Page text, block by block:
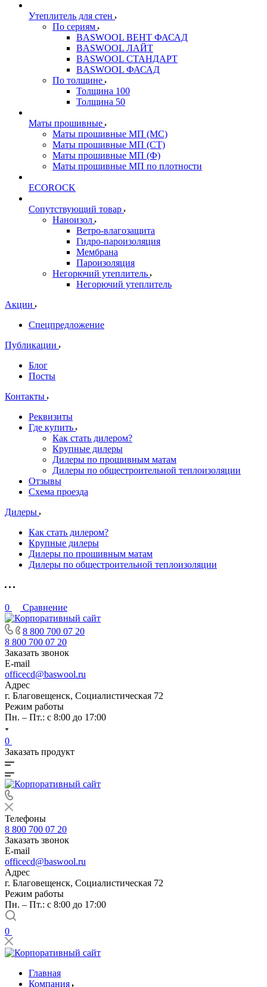
Утеплитель для стен
По сериям
BASWOOL ВЕНТ ФАСАД
BASWOOL ЛАЙТ
BASWOOL СТАНДАРТ
BASWOOL ФАСАД
По толщине
Толщина 100
Толщина 50
Маты прошивные
Маты прошивные МП (МС)
Маты прошивные МП (СТ)
Маты прошивные МП (Ф)
Маты прошивные МП по плотности
ECOROCK
Сопутствующий товар
Наноизол
Ветро-влагозащита
Гидро-пароизоляция
Мембрана
Пароизоляция
Негорючий утеплитель
Негорючий утеплитель
Акции
Спецпредложение
Публикации
Блог
Посты
Контакты
Реквизиты
Где купить
Как стать дилером?
Крупные дилеры
Дилеры по прошивным матам
Дилеры по общестроительной теплоизоляции
Отзывы
Схема проезда
Дилеры
Как стать дилером?
Крупные дилеры
Дилеры по прошивным матам
Дилеры по общестроительной теплоизоляции
0 Сравнение
8 800 700 07 20
8 800 700 07 20
Заказать звонок
E-mail
officecd@baswool.ru
Адрес
г. Благовещенск, Социалистическая 72
Режим работы
Пн. – Пт.: с 8:00 до 17:00
0
Заказать продукт
Телефоны
8 800 700 07 20
Заказать звонок
E-mail
officecd@baswool.ru
Адрес
г. Благовещенск, Социалистическая 72
Режим работы
Пн. – Пт.: с 8:00 до 17:00
0
Главная
Компания